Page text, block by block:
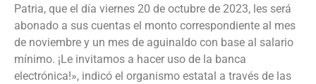
Patria, que el día viernes 20 de octubre de 2023, les será
abonado a sus cuentas el monto correspondiente al mes
de noviembre y un mes de aguinaldo con base al salario
mínimo. ¡Le invitamos a hacer uso de la banca
electrónica!», indicó el organismo estatal a través de las